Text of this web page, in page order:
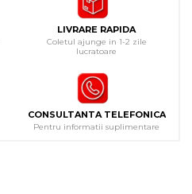
LIVRARE RAPIDA
Coletul ajunge in 1-2 zile
lucratoare
CONSULTANTA TELEFONICA
Pentru informatii suplimentare